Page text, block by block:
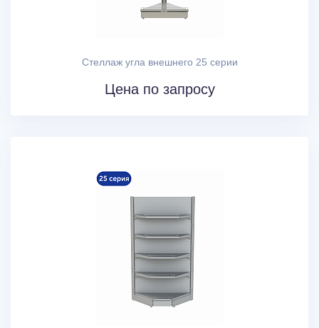
Стеллаж угла внешнего 25 серии
Цена по запросу